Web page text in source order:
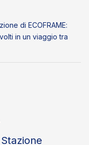
di ECOFRAME:
in un viaggio tra